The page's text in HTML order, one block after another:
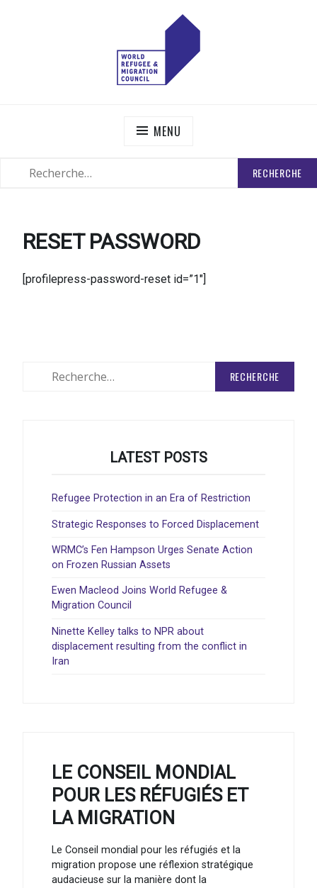
MENU
RESET PASSWORD
[profilepress-password-reset id=”1″]
LATEST POSTS
Refugee Protection in an Era of Restriction
Strategic Responses to Forced Displacement
WRMC’s Fen Hampson Urges Senate Action
on Frozen Russian Assets
Ewen Macleod Joins World Refugee &
Migration Council
Ninette Kelley talks to NPR about
displacement resulting from the conflict in
Iran
LE CONSEIL MONDIAL
POUR LES RÉFUGIÉS ET
LA MIGRATION
Le Conseil mondial pour les réfugiés et la
migration propose une réflexion stratégique
audacieuse sur la manière dont la